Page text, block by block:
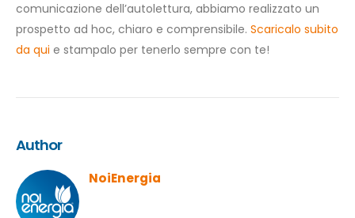
comunicazione dell’autolettura, abbiamo realizzato un
prospetto ad hoc, chiaro e comprensibile. Scaricalo subito
da qui e stampalo per tenerlo sempre con te!
Author
NoiEnergia